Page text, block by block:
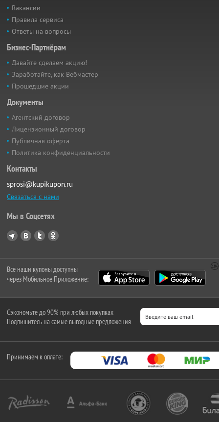
Вакансии
Правила сервиса
Ответы на вопросы
Бизнес-Партнёрам
Давайте сделаем акцию!
Заработайте, как Вебмастер
Прошедшие акции
Документы
Агентский договор
Лицензионный договор
Публичная оферта
Политика конфиденциальности
Контакты
sprosi@kupikupon.ru
Связаться с нами
Мы в Соцсетях
Все наши купоны доступны
через Мобильное Приложение:
Сэкономьте до 90% при любых покупках
Подпишитесь на самые выгодные предложения
Принимаем к оплате: